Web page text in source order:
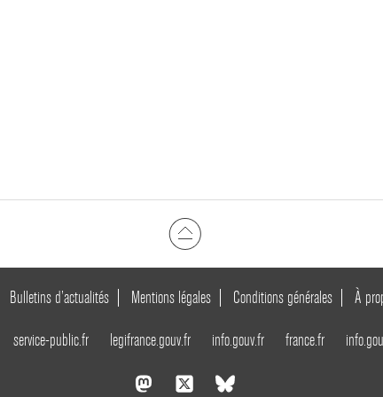
Bulletins d’actualités Mentions légales Conditions générales À
service-public.fr legifrance.gouv.fr info.gouv.fr france.fr